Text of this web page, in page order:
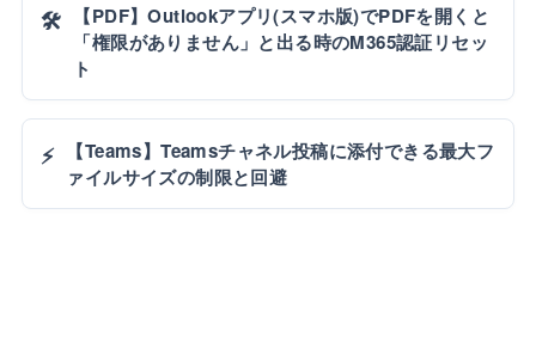
🛠️
【PDF】Outlookアプリ(スマホ版)でPDFを開くと
「権限がありません」と出る時のM365認証リセッ
ト
⚡
【Teams】Teamsチャネル投稿に添付できる最大フ
ァイルサイズの制限と回避